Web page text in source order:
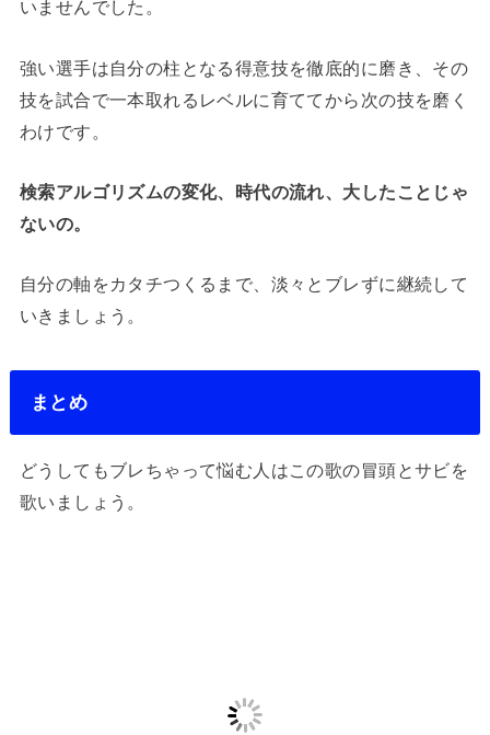
いませんでした。
強い選手は自分の柱となる得意技を徹底的に磨き、その
技を試合で一本取れるレベルに育ててから次の技を磨く
わけです。
検索アルゴリズムの変化、時代の流れ、大したことじゃ
ないの。
自分の軸をカタチつくるまで、淡々とブレずに継続して
いきましょう。
まとめ
どうしてもブレちゃって悩む人はこの歌の冒頭とサビを
歌いましょう。